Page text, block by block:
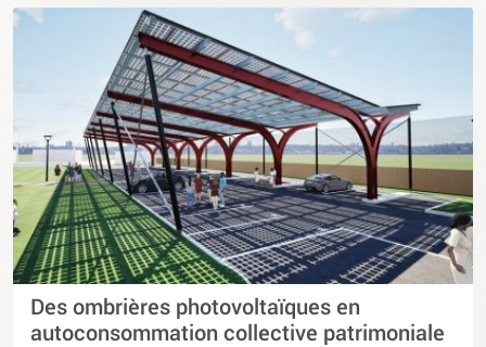
Des ombrières photovoltaïques en
autoconsommation collective patrimoniale